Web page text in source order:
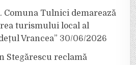
Comuna Tulnici demarează
turismului local al
Vrancea” 30/06/2026
Stegărescu reclamă